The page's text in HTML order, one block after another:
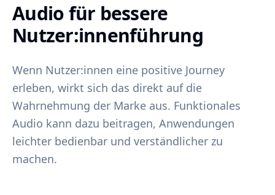
Audio für bessere
Nutzer:innenführung
Wenn Nutzer:innen eine positive Journey
erleben, wirkt sich das direkt auf die
Wahrnehmung der Marke aus. Funktionales
Audio kann dazu beitragen, Anwendungen
leichter bedienbar und verständlicher zu
machen.